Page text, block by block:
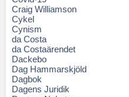
Craig Williamson
Cykel
Cynism
da Costa
da Costaärendet
Dackebo
Dag Hammarskjöld
Dagbok
Dagens Juridik